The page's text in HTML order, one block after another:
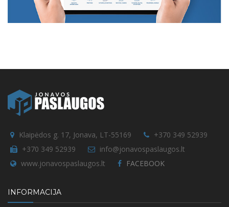
Klaipėdos g. 17, Jonava, LT-55169
+370 349 52939
+370 349 52939
info@jonavospaslaugos.lt
www.jonavospaslaugos.lt
FACEBOOK
INFORMACIJA